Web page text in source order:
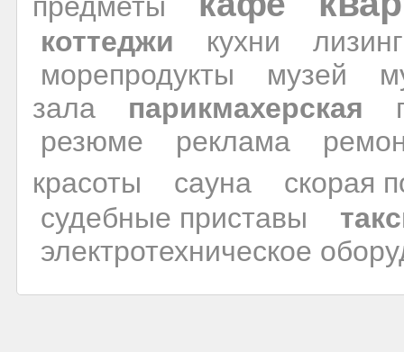
предметы
коттеджи кухни
лизинг
морепродукты
музей
зала
парикмахерская
резюме
реклама
красоты
сауна
скорая
судебные приставы
электротехническое